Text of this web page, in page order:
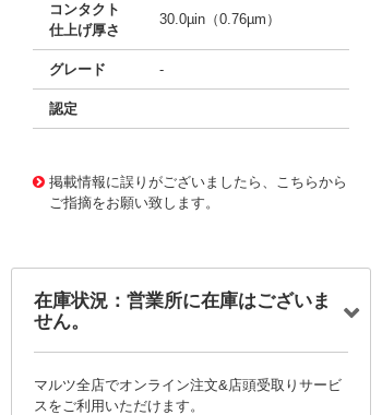
コンタクト
仕上げ厚さ
30.0µin（0.76µm）
グレード -
認定
掲載情報に誤りがございましたら、こちらから
ご指摘をお願い致します。
在庫状況：営業所に在庫はございま
せん。
マルツ全店でオンライン注文&店頭受取りサービ
スをご利用いただけます。